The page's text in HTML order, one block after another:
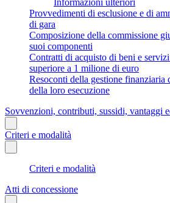
Provvedimenti di esclusione e di
di gara
Composizione della commissione
suoi componenti
Contratti di acquisto di beni e
superiore a 1 milione di euro
Resoconti della gestione finanziaria
della loro esecuzione
Sovvenzioni, contributi, sussidi, vantaggi
Criteri e modalità
Criteri e modalità
Atti di concessione